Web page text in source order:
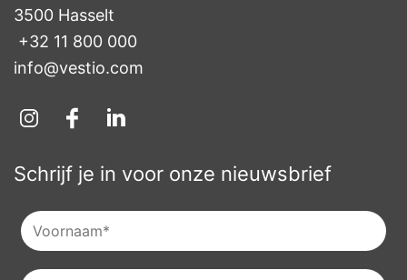
3500 Hasselt
+32 11 800 000
info@vestio.com
Schrijf je in voor onze nieuwsbrief